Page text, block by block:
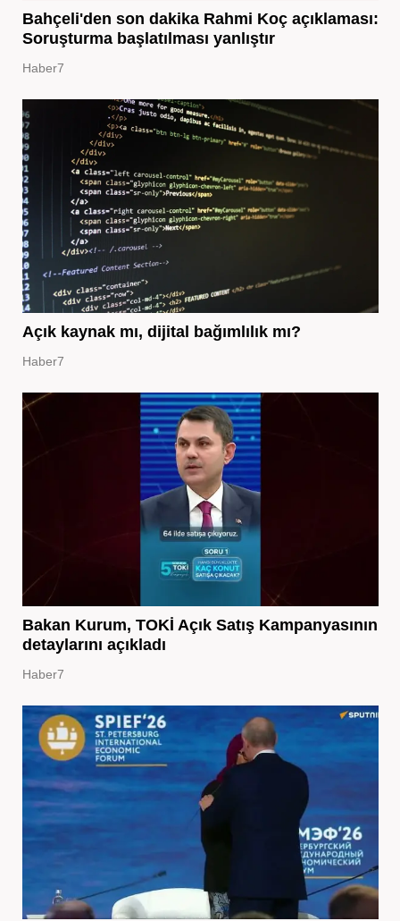
Bahçeli'den son dakika Rahmi Koç açıklaması:
Soruşturma başlatılması yanlıştır
Haber7
Açık kaynak mı, dijital bağımlılık mı?
Haber7
Bakan Kurum, TOKİ Açık Satış Kampanyasının
detaylarını açıkladı
Haber7